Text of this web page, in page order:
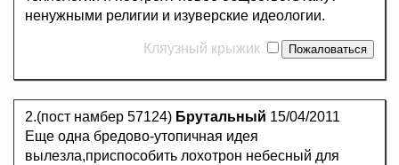
ненужными религии и изуверские идеологии.
Кляузный крыжик
2.(пост намбер 57124) Брутальный 15/04/2011
Еще одна бредово-утопичная идея
вылезла,приспособить лохотрон небесный для